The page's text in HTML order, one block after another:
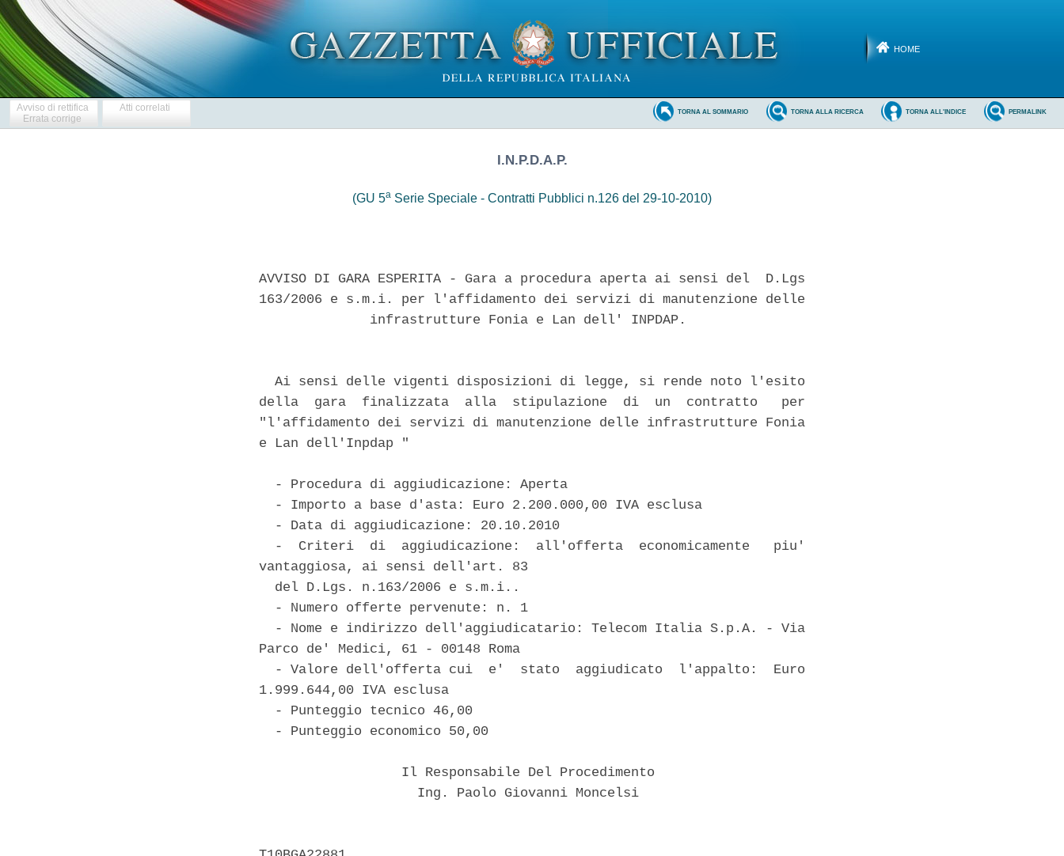
HOME
Avviso di rettifica
Errata corrige
Atti correlati PERMALINK
TORNA ALL'INDICE
TORNA ALLA RICERCA
TORNA AL SOMMARIO
I.N.P.D.A.P.
(GU 5a Serie Speciale - Contratti Pubblici n.126 del 29-10-2010)
AVVISO DI GARA ESPERITA - Gara a procedura aperta ai sensi del  D.Lgs
163/2006 e s.m.i. per l'affidamento dei servizi di manutenzione delle
              infrastrutture Fonia e Lan dell' INPDAP.
  Ai sensi delle vigenti disposizioni di legge, si rende noto l'esito
della  gara  finalizzata  alla  stipulazione  di  un  contratto   per
"l'affidamento dei servizi di manutenzione delle infrastrutture Fonia
e Lan dell'Inpdap "
  - Procedura di aggiudicazione: Aperta
  - Importo a base d'asta: Euro 2.200.000,00 IVA esclusa
  - Data di aggiudicazione: 20.10.2010
  -  Criteri  di  aggiudicazione:  all'offerta  economicamente   piu'
vantaggiosa, ai sensi dell'art. 83
  del D.Lgs. n.163/2006 e s.m.i..
  - Numero offerte pervenute: n. 1
  - Nome e indirizzo dell'aggiudicatario: Telecom Italia S.p.A. - Via
Parco de' Medici, 61 - 00148 Roma
  - Valore dell'offerta cui  e'  stato  aggiudicato  l'appalto:  Euro
1.999.644,00 IVA esclusa
  - Punteggio tecnico 46,00
  - Punteggio economico 50,00
                  Il Responsabile Del Procedimento
                    Ing. Paolo Giovanni Moncelsi